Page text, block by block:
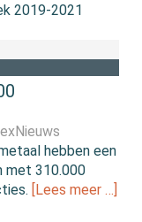
2019-2021
hebben een
met 310.000
[Lees meer …]